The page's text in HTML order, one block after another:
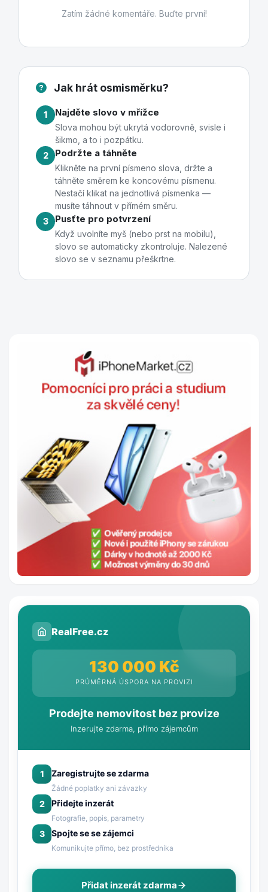
Zatím žádné komentáře. Buďte první!
Jak hrát osmisměrku?
1 Najděte slovo v mřížce
Slova mohou být ukrytá vodorovně, svisle i
šikmo, a to i pozpátku.
2
Podržte a táhněte
Klikněte na první písmeno slova, držte a
táhněte směrem ke koncovému písmenu.
Nestačí klikat na jednotlivá písmenka —
musíte táhnout v přímém směru.
3
Pusťte pro potvrzení
Když uvolníte myš (nebo prst na mobilu),
slovo se automaticky zkontroluje. Nalezené
slovo se v seznamu přeškrtne.
RealFree.cz
130 000 Kč
PRŮMĚRNÁ ÚSPORA NA PROVIZI
Prodejte nemovitost bez provize
Inzerujte zdarma, přímo zájemcům
1 Zaregistrujte se zdarma
Žádné poplatky ani závazky
2 Přidejte inzerát
Fotografie, popis, parametry
3 Spojte se se zájemci
Komunikujte přímo, bez prostředníka
Přidat inzerát zdarma